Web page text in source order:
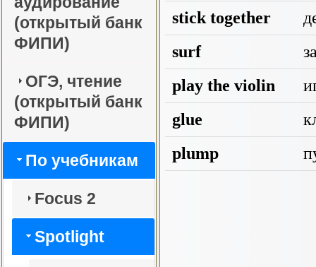
(открытый банк
ФИПИ)
ОГЭ, чтение
(открытый банк
ФИПИ)
По учебникам
Focus 2
Spotlight
stick together
surf
play the violin
glue
plump